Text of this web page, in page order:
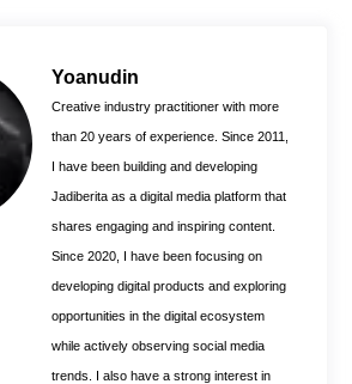
Yoanudin
Creative industry practitioner with more
than 20 years of experience. Since 2011,
I have been building and developing
Jadiberita as a digital media platform that
shares engaging and inspiring content.
Since 2020, I have been focusing on
developing digital products and exploring
opportunities in the digital ecosystem
while actively observing social media
trends. I also have a strong interest in